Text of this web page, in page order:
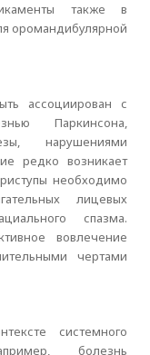
также в
оромандибулярной
ассоциирован с
Паркинсона,
нарушениями
редко возникает
необходимо
лицевых
спазма.
вовлечение
чертами
системного
болезнь